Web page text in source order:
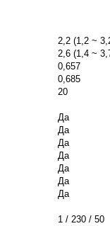
2,2 (1,2 ~
2,6 (1,4 ~
0,657
0,685
20
Да
Да
Да
Да
Да
Да
Да
1 / 230 / 50